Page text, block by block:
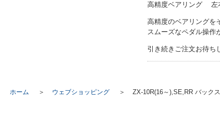
高精度ベアリング 左
高精度のベアリングを
スムーズなペダル操作
引き続きご注文お待ち
ホーム ウェブショッピング ZX-10R(16～),SE,RR バック